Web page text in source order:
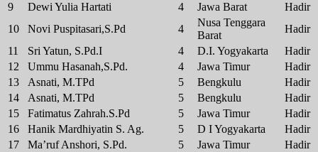
9
Dewi Yulia Hartati 4 Jawa Barat
Hadir
10
Novi Puspitasari,S.Pd 4
Nusa Tenggara
Barat
Hadir
11
Sri Yatun, S.Pd.I 4 D.I. Yogyakarta
Hadir
12
Ummu Hasanah,S.Pd. 4 Jawa Timur
Hadir
13
Asnati, M.TPd 5 Bengkulu
Hadir
14
Asnati, M.TPd 5 Bengkulu
Hadir
15
Fatimatus Zahrah.S.Pd 5 Jawa Timur
Hadir
16
Hanik Mardhiyatin S. Ag. 5 D I Yogyakarta
Hadir
17
Ma’ruf Anshori, S.Pd. 5 Jawa Timur
Hadir